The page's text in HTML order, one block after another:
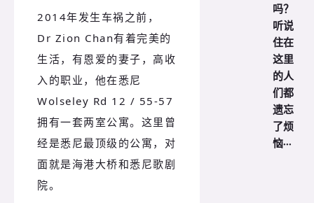
2014年发生车祸之前，
Dr Zion Chan有着完美的
生活，有恩爱的妻子，高收
入的职业，他在悉尼
Wolseley Rd 12 / 55-57
拥有一套两室公寓。这里曾
经是悉尼最顶级的公寓，对
面就是海港大桥和悉尼歌剧
院。
吗？
听说
住在
这里
的人
们都
遗忘
了烦
恼···